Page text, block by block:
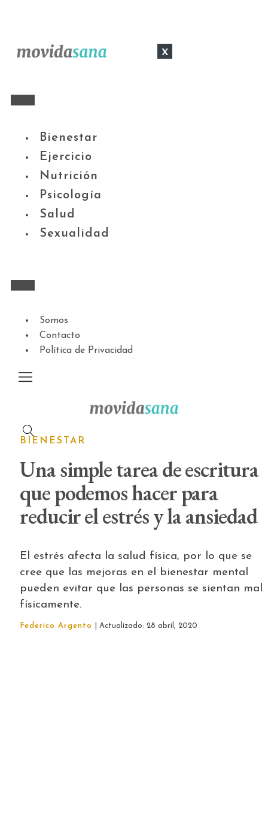
x
Bienestar
Ejercicio
Nutrición
Psicología
Salud
Sexualidad
Somos
Contacto
Política de Privacidad
BIENESTAR
Una simple tarea de escritura
que podemos hacer para
reducir el estrés y la ansiedad
El estrés afecta la salud física, por lo que se
cree que las mejoras en el bienestar mental
pueden evitar que las personas se sientan mal
físicamente.
Federico Argento | Actualizado: 28 abril, 2020